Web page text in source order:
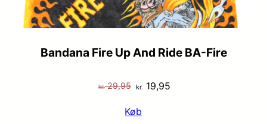
Bandana Fire Up And Ride BA-Fire
kr.29,95 Den
pris
kr. 19,95
Køb